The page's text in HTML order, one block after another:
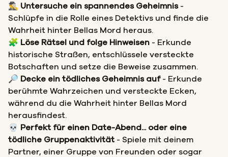
🕵️‍♂️ Untersuche ein spannendes Geheimnis-
Schlüpfe in die Rolle eines Detektivs und finde die
Wahrheit hinter Bellas Mord heraus.
🧩 Löse Rätsel und folge Hinweisen - Erkunde
historische Straßen, entschlüssele versteckte
Botschaften und setze die Beweise zusammen.
🔎 Decke ein tödliches Geheimnis auf- Erkunde
berühmte Wahrzeichen und versteckte Ecken,
während du die Wahrheit hinter Bellas Mord
herausfindest.
💀
Perfekt für einen Date-Abend... oder eine
tödliche Gruppenaktivität - Spiele mit deinem
Partner, einer Gruppe von Freunden oder sogar